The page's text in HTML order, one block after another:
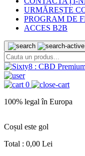
URMĂREȘTE
PROGRAM DE
ACCES B2B
0
100% legal în Europa
Coșul este gol
Total : 0,00 Lei